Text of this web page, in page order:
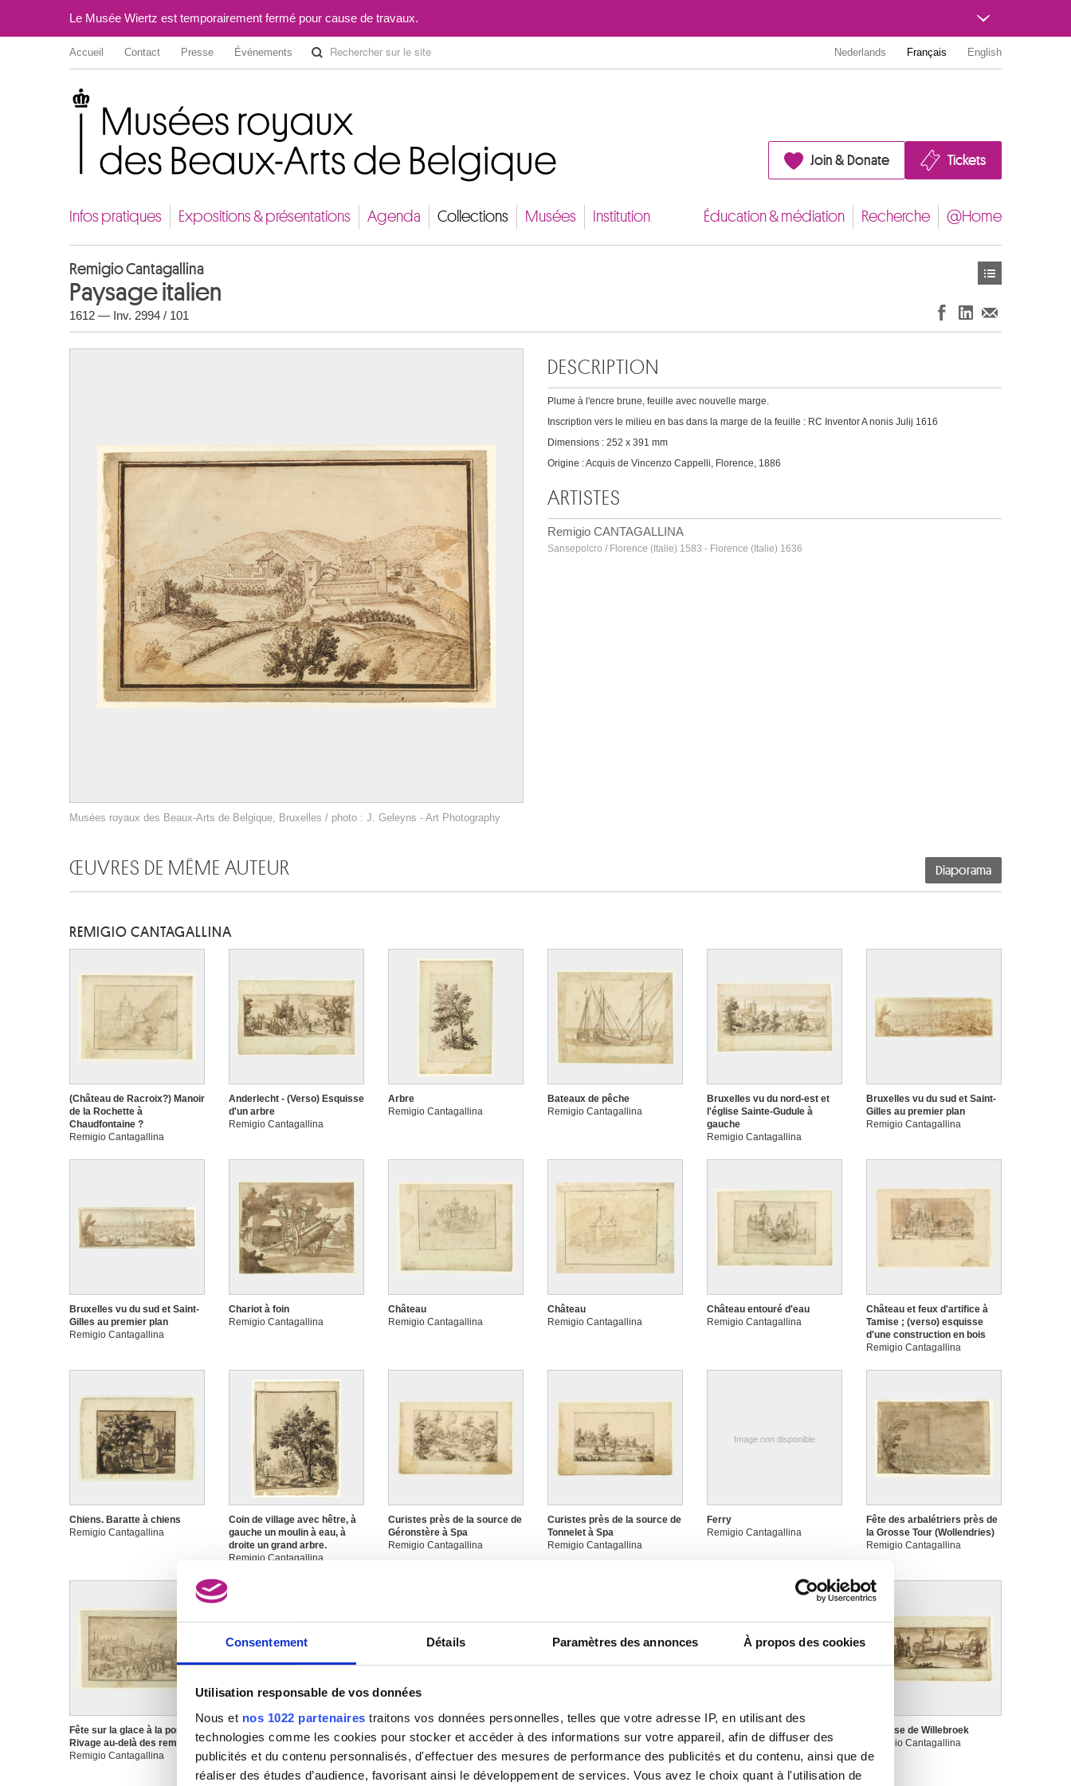
Consentement Détails Paramètres des annonces À propos des cookies
Utilisation responsable de vos données
Nous et nos 1022 partenaires traitons vos données personnelles, telles que votre adresse IP, en utilisant des
technologies comme les cookies pour stocker et accéder à des informations sur votre appareil, afin de diffuser des
publicités et du contenu personnalisés, d'effectuer des mesures de performance des publicités et du contenu, ainsi que de
réaliser des études d’audience, favorisant ainsi le développement de services. Vous avez le choix quant à l'utilisation de
Le Musée Wiertz est temporairement fermé pour cause de travaux.
Accueil Contact Presse Événements Nederlands Français English
Join & Donate Tickets
Infos pratiques Expositions & présentations Agenda Collections Musées Institution Éducation & médiation Recherche @Home
Remigio Cantagallina
Paysage italien
1612 — Inv. 2994 / 101
Musées royaux des Beaux-Arts de Belgique, Bruxelles / photo : J. Geleyns - Art Photography
DESCRIPTION
Plume à l'encre brune, feuille avec nouvelle marge.
Inscription vers le milieu en bas dans la marge de la feuille : RC Inventor A nonis Julij 1616
Dimensions : 252 x 391 mm
Origine : Acquis de Vincenzo Cappelli, Florence, 1886
ARTISTES
Remigio CANTAGALLINA
Sansepolcro / Florence (Italie) 1583 - Florence (Italie) 1636
ŒUVRES DE MÊME AUTEUR Diaporama
REMIGIO CANTAGALLINA
(Château de Racroix?) Manoir
de la Rochette à
Chaudfontaine ?
Remigio Cantagallina
Anderlecht - (Verso) Esquisse
d'un arbre
Remigio Cantagallina
Arbre
Remigio Cantagallina
Bateaux de pêche
Remigio Cantagallina
Bruxelles vu du nord-est et
l'église Sainte-Gudule à
gauche
Remigio Cantagallina
Bruxelles vu du sud et Saint-
Gilles au premier plan
Remigio Cantagallina
Bruxelles vu du sud et Saint-
Gilles au premier plan
Remigio Cantagallina
Chariot à foin
Remigio Cantagallina
Château
Remigio Cantagallina
Château
Remigio Cantagallina
Château entouré d'eau
Remigio Cantagallina
Château et feux d'artifice à
Tamise ; (verso) esquisse
d'une construction en bois
Remigio Cantagallina
Chiens. Baratte à chiens
Remigio Cantagallina
Coin de village avec hêtre, à
gauche un moulin à eau, à
droite un grand arbre.
Remigio Cantagallina
Curistes près de la source de
Géronstère à Spa
Remigio Cantagallina
Curistes près de la source de
Tonnelet à Spa
Remigio Cantagallina
Image non disponible
Ferry
Remigio Cantagallina
Fête des arbalétriers près de
la Grosse Tour (Wollendries)
Remigio Cantagallina
Fête sur la glace à la porte du
Rivage au-delà des remparts
Remigio Cantagallina
Homme assis en profil
Remigio Cantagallina
L'Abbaye de Forest
Remigio Cantagallina
L'Artiste au travail devant
Anderlecht
Remigio Cantagallina
L'Ecluse de Vilvorde
Remigio Cantagallina
L'Ecluse de Willebroek
Remigio Cantagallina